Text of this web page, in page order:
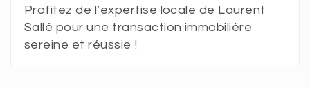
Profitez de l’expertise locale de Laurent
Sallé pour une transaction immobilière
sereine et réussie !